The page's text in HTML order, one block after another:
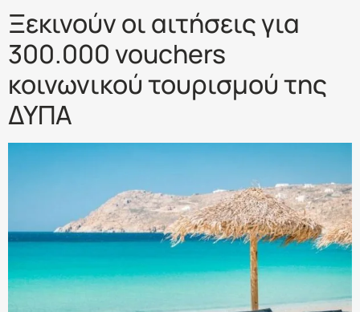
Ξεκινούν οι αιτήσεις για
300.000 vouchers
κοινωνικού τουρισμού της
ΔΥΠΑ